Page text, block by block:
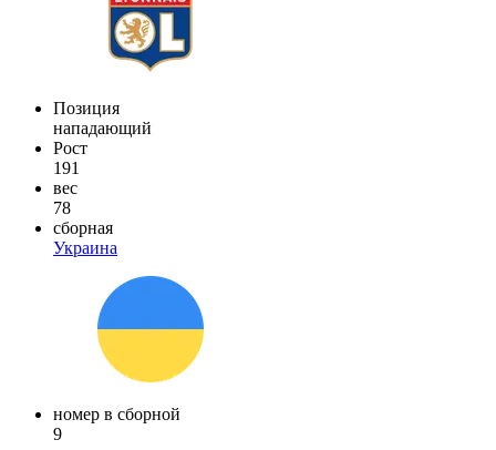
Позиция
нападающий
Рост
191
вес
78
сборная
Украина
номер в сборной
9